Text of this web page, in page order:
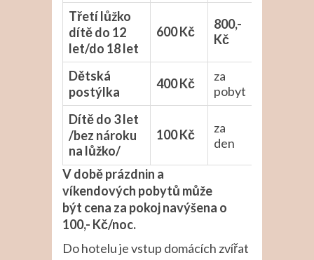
Třetí lůžko
dítě do 12
let/do 18 let
600 Kč
800,-
Kč
Dětská
postýlka
400 Kč
za
pobyt
Dítě do 3 let
/bez nároku
na lůžko/
100 Kč
za
den
V době prázdnin a
víkendových pobytů může
být cena za pokoj navýšena o
100,- Kč/noc.
Do hotelu je vstup domácích zvířat